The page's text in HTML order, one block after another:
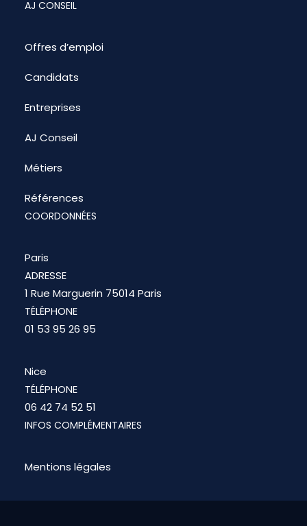
AJ CONSEIL
Offres d’emploi
Candidats
Entreprises
AJ Conseil
Métiers
Références
COORDONNÉES
Paris
ADRESSE
1 Rue Marguerin 75014 Paris
TÉLÉPHONE
01 53 95 26 95
Nice
TÉLÉPHONE
06 42 74 52 51
INFOS COMPLÉMENTAIRES
Mentions légales